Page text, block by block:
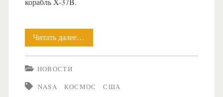
Читать далее…
космос
помощью
НОВОСТИ
NASA
КОСМОС
США